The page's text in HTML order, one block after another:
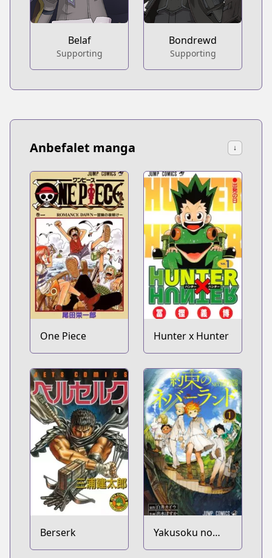
Belaf
Supporting
Bondrewd
Supporting
Anbefalet manga ↓
One Piece Hunter x Hunter
Berserk
Yakusoku no
Neverland